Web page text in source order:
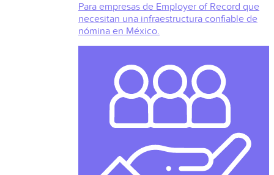
Para empresas de Employer of Record que
necesitan una infraestructura confiable de
nómina en México.